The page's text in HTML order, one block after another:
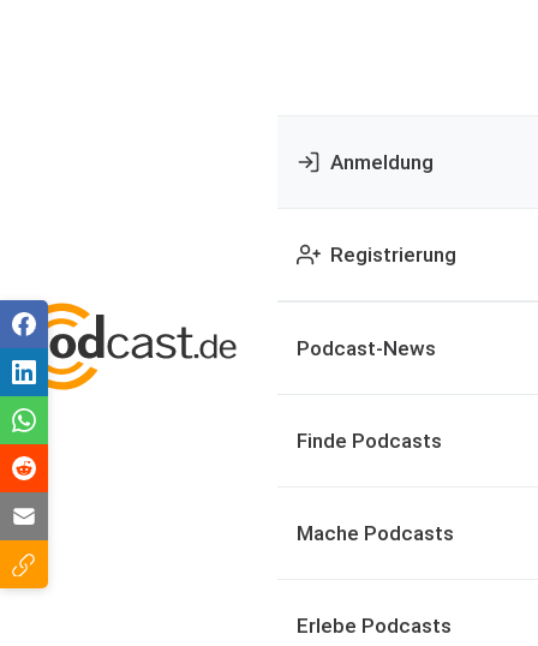
Anmeldung
Registrierung
Podcast-News
Finde Podcasts
Mache Podcasts
Erlebe Podcasts